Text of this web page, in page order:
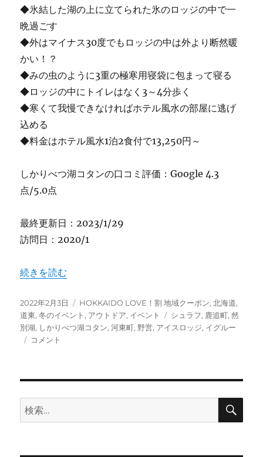
◆氷結した湖の上に立てられた氷のロッジの中で一
晩過ごす
◆外はマイナス30度でもロッジの中は外より断然暖
かい！？
◆みの虫のように3重の極寒用寝袋に包まって寝る
◆ロッジの中にトイレはなく3～4分歩く
◆寒くて我慢できなければホテル風水の部屋に逃げ
込める
◆料金はホテル風水1泊2食付で13,250円～
しかりべつ湖コタンの口コミ評価：Google 4.3
点/5.0点
最終更新日：2023/1/29
訪問日：2020/1
“【北海道】室内マイナス7度！極寒用シュラフで眠
続きを読む
投
稿
日:
2022年2月3日
カ
テ
ゴ
HOKKAIDO LOVE！割 地域クーポン,北海道,
道東,冬のイベント , アウトドア, イベント
タ
グ
シュラフ, 鹿追町,然
別湖, しかりべつ湖コタン,河東町, 野営, アイスロッジ, イグルー
【北
マ
イ
ナ
コメント
検
索:
検